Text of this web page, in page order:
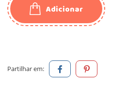
Adicionar
Partilhar em: